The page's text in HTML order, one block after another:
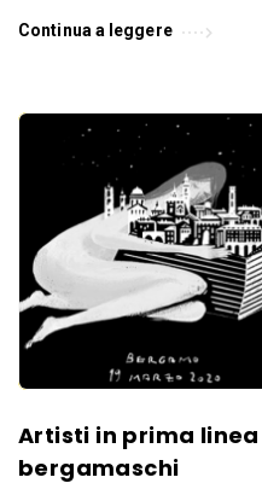
Continua a leggere
Artisti in prima
bergamaschi